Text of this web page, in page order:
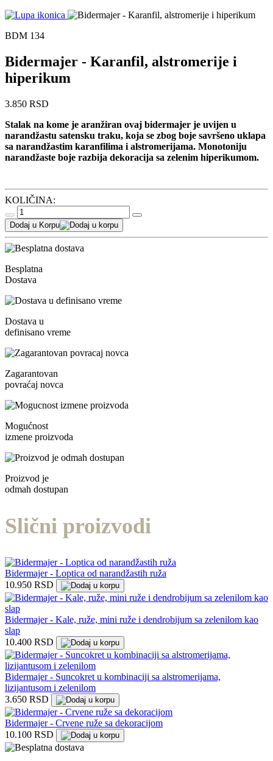
BDM 134
Bidermajer - Karanfil, alstromerije i
hiperikum
3.850 RSD
Stalak na kome je aranžiran ovaj bidermajer je uvijen u
narandžastu satensku traku, koja se zbog boje savršeno uklapa
sa narandžastim karanfilima i alstromerijama. Monotoniju
narandžaste boje razbija dekoracija sa zelenim hiperikumom.
KOLIČINA:
Dodaj u Korpu
Besplatna
Dostava
Dostava u
definisano vreme
Zagarantovan
povraćaj novca
Mogućnost
izmene proizvoda
Proizvod je
odmah dostupan
Slični proizvodi
Bidermajer - Loptica od narandžastih ruža
10.950 RSD
Bidermajer - Kale, ruže, mini ruže i dendrobijum sa zelenilom kao
slap
10.400 RSD
Bidermajer - Suncokret u kombinaciji sa alstromerijama,
lizijantusom i zelenilom
3.650 RSD
Bidermajer - Crvene ruže sa dekoracijom
10.100 RSD